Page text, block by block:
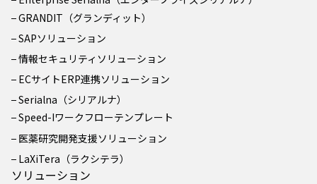
GRANDIT（グランディット）
SAPソリューション
情報セキュリティソリューション
ECサイトERP連携ソリューション
Serialna（シリアルナ）
Speed-Iワークフローテンプレート
医薬研究開発支援ソリューション
LaXiTera（ラクシテラ）
ソリューション